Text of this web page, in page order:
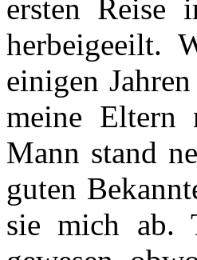
ersten Reise
herbeigeeilt.
einigen
meine Eltern
Mann stand
guten
sie mich ab.